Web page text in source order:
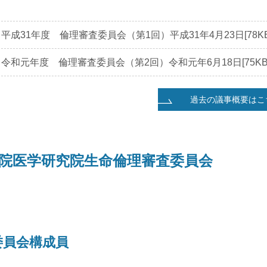
平成31年度 倫理審査委員会（第1回）平成31年4月23日
令和元年度 倫理審査委員会（第2回）令和元年6月18日
過去の議事概要はこ
医学研究院生命倫理審査委員会
員会構成員